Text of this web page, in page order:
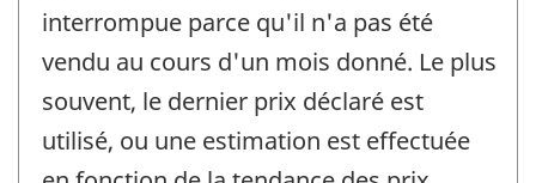
interrompue parce qu'il n'a pas été
vendu au cours d'un mois donné. Le plus
souvent, le dernier prix déclaré est
utilisé, ou une estimation est effectuée